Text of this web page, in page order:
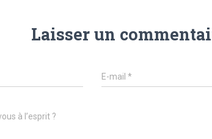
Laisser un
E-mail*
à l’esprit ?